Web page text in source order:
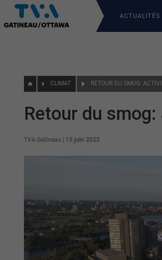
ACTUALITÉS
CLIMAT RETOUR DU SMOG:
Retour du
TVA Gatineau 15 juin 2023